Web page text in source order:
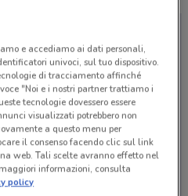
e accediamo ai dati personali,
univoci, sul tuo dispositivo.
di tracciamento affinché
"Noi e i nostri partner trattiamo i
tecnologie dovessero essere
visualizzati potrebbero non
a questo menu per
il consenso facendo clic sul link
web. Tali scelte avranno effetto nel
informazioni, consulta
policy